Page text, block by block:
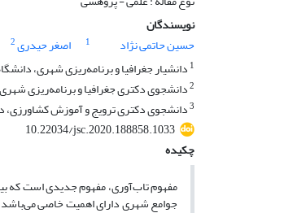
نویسندگان
حسین حاتمی نژاد
1 اصغر حیدری2
1دانشیار جغرافیا و برنامه‌ریزی شهری،
2دانشجوی دکتری جغرافیا و برنامه‌ریزی
3دانشجوی دکتری ترویج و آموزش کشاورزی،
10.22034/jsc.2020.188858.1033
چکیده
مفهوم تاب‌آوری، مفهوم جدیدی است که